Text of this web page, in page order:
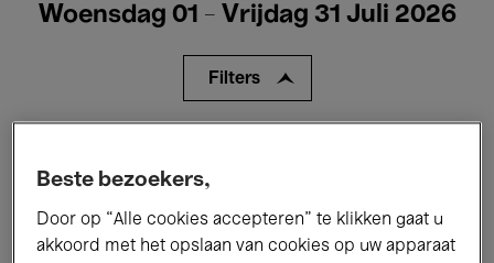
Woensdag 01 - Vrijdag 31 Juli 2026
Filters
Performances Lezingen & Debatten
Beste bezoekers,
Door op “Alle cookies accepteren” te klikken gaat u
akkoord met het opslaan van cookies op uw apparaat